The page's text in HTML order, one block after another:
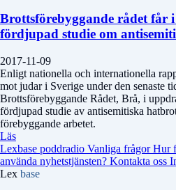
Brottsförebyggande rådet får
fördjupad studie om
2017-11-09
Enligt nationella och internationella
mot judar i Sverige under den senaste
Brottsförebyggande Rådet, Brå, i
fördjupad studie av antisemitiska
förebyggande arbetet.
Läs
Lexbase poddradio Vanliga frågorHur
använda nyhetstjänsten? Kontakta oss
Lex base